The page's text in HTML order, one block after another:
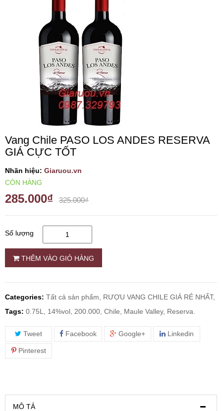
VANG TÂY BAN NHA
RƯỢU VANG MỸ
RƯỢU VANG NGỌT
RƯỢU VANG BỊCH
RƯỢU VANG ÁO
RƯỢU SỮA
RƯỢU CHAMPANGNE
RƯỢU WHISKY
RƯỢU VODKA
RƯỢU COGNAC
RƯỢU VANG ĐÀ LẠT
Vang Chile PASO LOS ANDES RESERVA
GIÁ CỰC TỐT
Nhãn hiệu: Giaruou.vn
CÒN HÀNG
285.000₫ 325.000₫
Số lượng
THÊM VÀO GIỎ HÀNG
Categories: Tất cả sản phẩm,
RƯỢU VANG CHILE GIÁ RẺ NHẤT,
Tags: 0.75L, 14%vol, 200.000, Chile, Maule Valley, Reserva.
Tweet Facebook Google+ Linkedin
Pinterest
MÔ TẢ